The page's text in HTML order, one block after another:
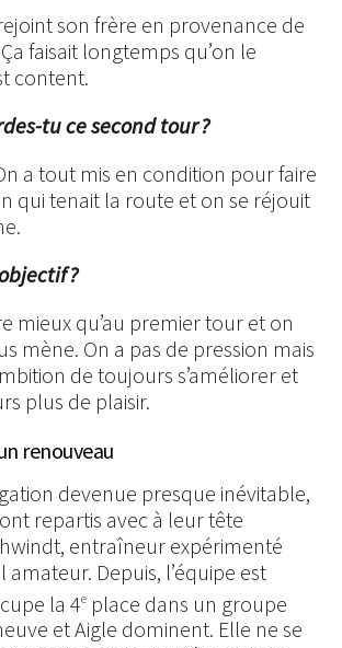
son frère en provenance de
faisait longtemps qu’on le
content.
tu ce second tour ?
a tout mis en condition pour faire
qui tenait la route et on se réjouit
?
mieux qu’au premier tour et on
mène. On a pas de pression mais
de toujours s’améliorer et
plus de plaisir.
renouveau
devenue presque inévitable,
repartis avec à leur tête
entraîneur expérimenté
Depuis, l’équipe est
la 4e place dans un groupe
et Aigle dominent. Elle ne se